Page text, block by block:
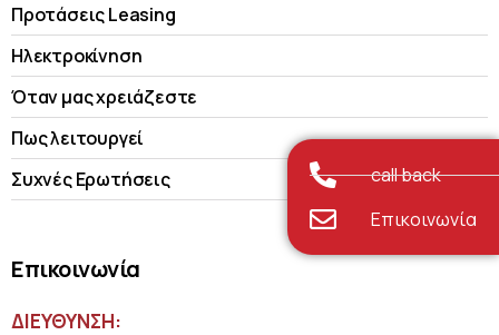
Προτάσεις Leasing
Ηλεκτροκίνηση
Όταν μας χρειάζεστε
Πως λειτουργεί
Συχνές Ερωτήσεις
Επικοινωνία
ΔΙΕΥΘΥΝΣΗ:
call back
Επικοινωνία